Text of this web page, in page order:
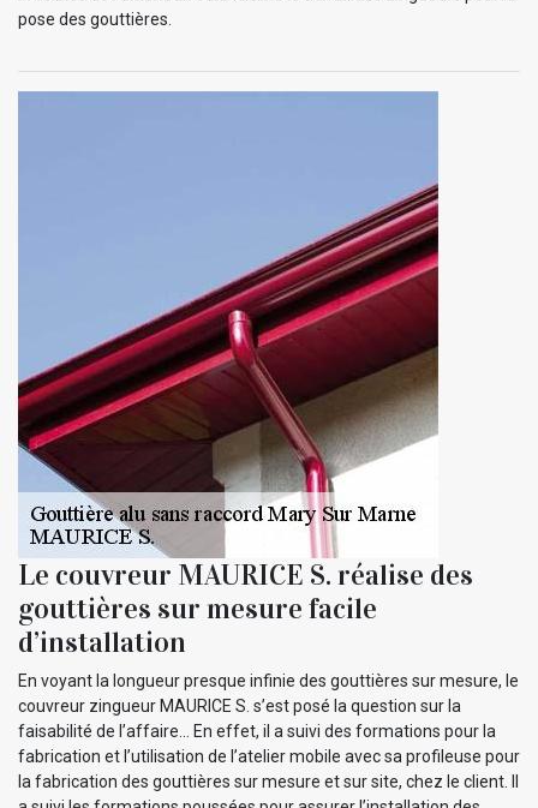
pose des gouttières.
Le couvreur MAURICE S. réalise des
gouttières sur mesure facile
d’installation
En voyant la longueur presque infinie des gouttières sur mesure, le
couvreur zingueur MAURICE S. s’est posé la question sur la
faisabilité de l’affaire… En effet, il a suivi des formations pour la
fabrication et l’utilisation de l’atelier mobile avec sa profileuse pour
la fabrication des gouttières sur mesure et sur site, chez le client. Il